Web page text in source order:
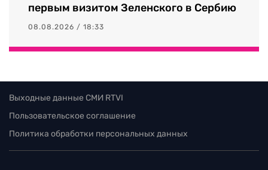
первым визитом Зеленского в Сербию
08.08.2026 / 18:33
Выходные данные СМИ RTVI
Пользовательское соглашение
Политика обработки персональных данных